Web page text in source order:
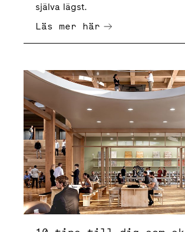
själva lägst.
Läs mer här
10 tips till dig som ska byta kontor